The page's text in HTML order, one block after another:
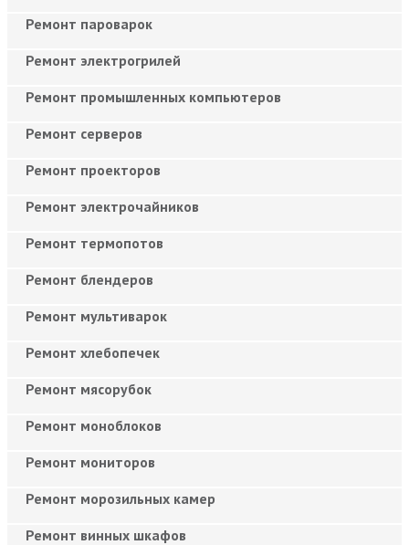
Ремонт пароварок
Ремонт электрогрилей
Ремонт промышленных компьютеров
Ремонт серверов
Ремонт проекторов
Ремонт электрочайников
Ремонт термопотов
Ремонт блендеров
Ремонт мультиварок
Ремонт хлебопечек
Ремонт мясорубок
Ремонт моноблоков
Ремонт мониторов
Ремонт морозильных камер
Ремонт винных шкафов